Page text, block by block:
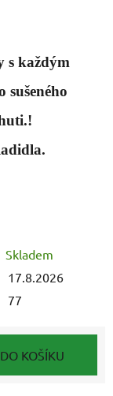
s každým
sušeného
Skladem
17.8.2026
77
DO KOŠÍKU